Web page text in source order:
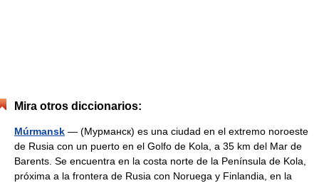
Mira otros diccionarios:
Múrmansk — (Мурманск) es una ciudad en el extremo noroeste
de Rusia con un puerto en el Golfo de Kola, a 35 km del Mar de
Barents. Se encuentra en la costa norte de la Península de Kola,
próxima a la frontera de Rusia con Noruega y Finlandia, en la